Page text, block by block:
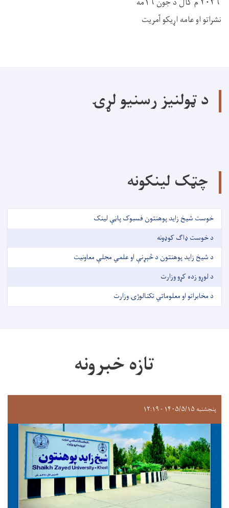
نشراتو او عامه اړیکو آمریت
د ټولنیز رسنیو لړۍ
چټک لینکونه
خوست شیخ زاید پوهنتون فسبوک پاڼې لینک
د خوست ډاګ کوډونه
د شیخ زاید پوهنتون د څېړنې او علمي مجلې معاونیت
د لوړو زده کړو وزارت
د مخابراتو او معلوماتي تکنالوژۍ وزارت
تازه خبرونه
پنجشنبه ۱۴۰۵/۵/۱۵ - ۱۲:۱۹